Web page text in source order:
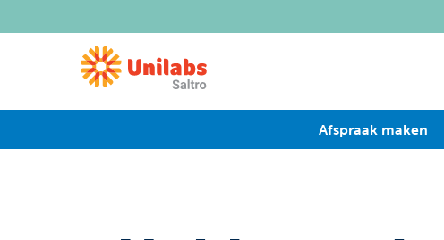
Afspraak maken